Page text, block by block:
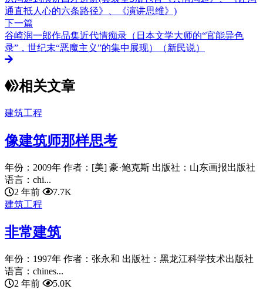
通直抵人心的六条路径》、《演讲思维》)
下一篇
谷崎润一郎作品集近代情痴录（日本文学大师的“官能异色
录”，世纪末“恶魔主义”的集中展现）（新民说）
相关文章
建筑工程
像建筑师那样思考
年份：2009年 作者：[美] 豪·鲍克斯 出版社：山东画报出版社
语言：chi...
2 年前
7.7K
建筑工程
非常建筑
年份：1997年 作者：张永和 出版社：黑龙江科学技术出版社
语言：chines...
2 年前
5.0K